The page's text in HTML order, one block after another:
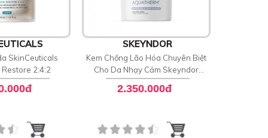
SkinCeuticals
Restore 2:4:2
SKEYNDOR
Kem Chống Lão Hóa Chuyên Biệt
Cho Da Nhạy Cảm Skeyndor
Aquatherm Age Signs Cream
2.350.000đ